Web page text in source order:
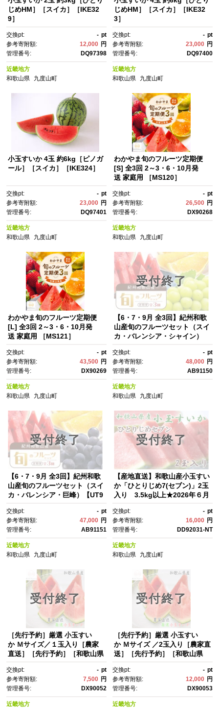
じめHM］［スイカ］［IKE32
9］
交換pt: - pt
参考寄附額:
12,000 円
管理番号:
DQ97398
近畿地方
和歌山県
九度山町
じめHM］［スイカ］［IKE32
3］
交換pt: - pt
参考寄附額:
23,000 円
管理番号:
DQ97400
近畿地方
和歌山県
九度山町
小玉すいか 4玉 約6kg［ピノガ
ール］［スイカ］［IKE324］
交換pt: - pt
参考寄附額:
23,000 円
管理番号:
DQ97401
近畿地方
和歌山県
九度山町
わかやま旬のフルーツ定期便
[S] 全3回 2～3・6・10月発
送 家庭用 ［MS120］
交換pt: - pt
参考寄附額:
26,500 円
管理番号:
DX90268
近畿地方
和歌山県
九度山町
わかやま旬のフルーツ定期便
[L] 全3回 2～3・6・10月発
送 家庭用 ［MS121］
交換pt: - pt
参考寄附額:
43,500 円
管理番号:
DX90269
近畿地方
和歌山県
九度山町
受付終了
【6・7・9月 全3回】紀州和歌
山産旬のフルーツセット（スイ
カ・バレンシア・シャイン）
交換pt: - pt
参考寄附額:
48,000 円
管理番号:
AB91150
近畿地方
和歌山県
九度山町
受付終了
【6・7・9月 全3回】紀州和歌
山産旬のフルーツセット（スイ
カ・バレンシア・巨峰）【UT9
交換pt: - pt
参考寄附額:
47,000 円
管理番号:
AB91151
近畿地方
和歌山県
九度山町
受付終了
【産地直送】和歌山産小玉すい
か「ひとりじめ7(セブン)」2玉
入り 3.5kg以上★2026年６月
1】
交換pt: - pt
参考寄附額:
16,000 円
管理番号:
DD92031-NT
近畿地方
和歌山県
九度山町
受付終了
［先行予約］厳選 小玉すい
か Ｍサイズ／１玉入り［農家
直送］［先行予約］［和歌山県
交換pt: - pt
参考寄附額:
7,500 円
管理番号:
DX90052
近畿地方
受付終了
［先行予約］厳選 小玉すい
か Ｍサイズ ／2玉入り［農家直
送］［先行予約］［和歌山県
交換pt: - pt
参考寄附額:
12,000 円
管理番号:
DX90053
近畿地方